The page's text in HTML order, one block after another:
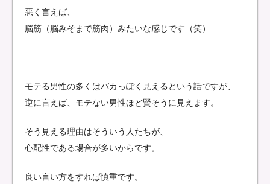
悪く言えば、
脳筋（脳みそまで筋肉）みたいな感じです（笑）
モテる男性の多くはバカっぽく見えるという話ですが、
逆に言えば、モテない男性ほど賢そうに見えます。
そう見える理由はそういう人たちが、
心配性である場合が多いからです。
良い言い方をすれば慎重です。